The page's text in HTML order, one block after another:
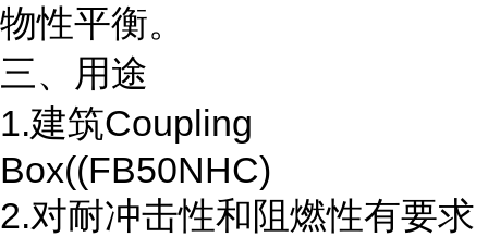
物性平衡。
三、用途
1.建筑Coupling
Box((FB50NHC)
2.对耐冲击性和阻燃性有要求